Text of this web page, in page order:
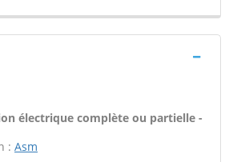
électrique complète ou partielle -
: Asm